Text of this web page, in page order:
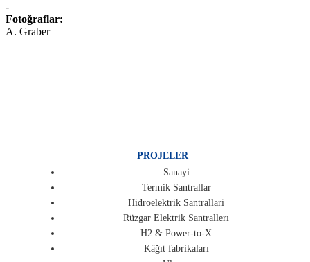
-
Fotoğraflar:
A. Graber
PROJELER
Sanayi
Termik Santrallar
Hidroelektrik Santrallari
Rüzgar Elektrik Santrallerı
H2 & Power-to-X
Kâğıt fabrikaları